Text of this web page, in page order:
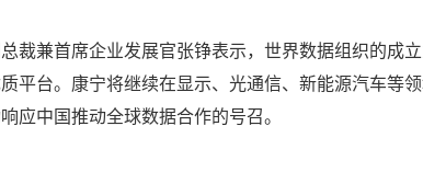
裁兼首席企业发展官张铮表示，世界数据组织的成
平台。康宁将继续在显示、光通信、新能源汽车等
应中国推动全球数据合作的号召。